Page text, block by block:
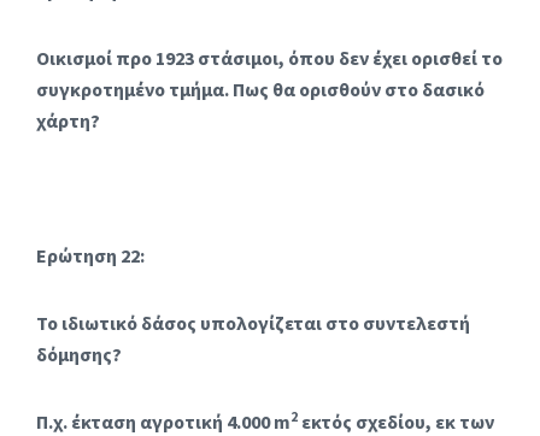
Οικισμοί προ 1923 στάσιμοι, όπου δεν έχει ορισθεί το
συγκροτημένο τμήμα. Πως θα ορισθούν στο δασικό
χάρτη?
Ερώτηση 22:
Το ιδιωτικό δάσος υπολογίζεται στο συντελεστή
δόμησης?
Π.χ. έκταση αγροτική 4.000 m2 εκτός σχεδίου, εκ των